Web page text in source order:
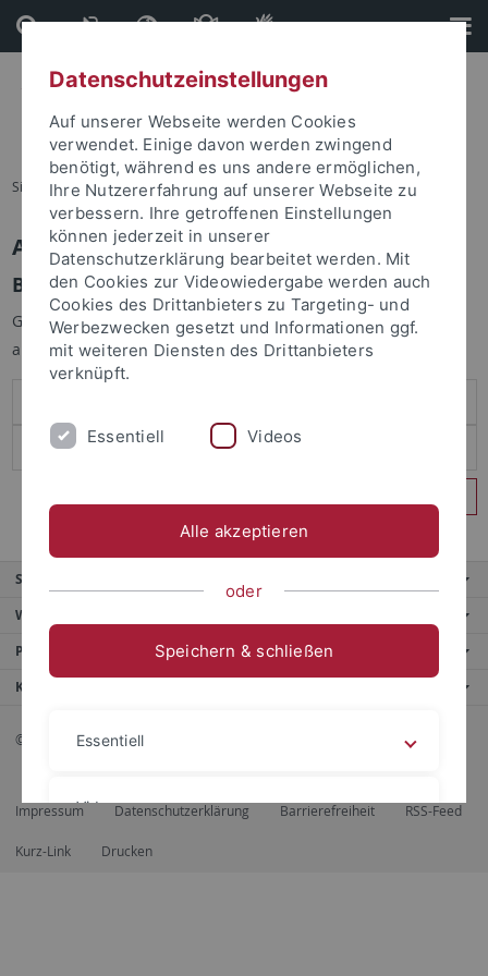
Direkt
zum
Inhalt
Direkt
zur
Fußleiste
Sie sind hier: Startseite
Anmelden
Benutzeranmeldung
Geben Sie Ihren Benutzernamen und Ihr Passwort an um sich
anzumelden:
Service
Weitere Angebote
Portale
Kontaktinfo
© 2026 Eberhard Karls Universität Tübingen, Tübingen
Impressum Datenschutzerklärung Barrierefreiheit RSS-Feed
Kurz-Link Drucken
Datenschutzeinstellungen
Auf unserer Webseite werden Cookies
verwendet. Einige davon werden zwingend
benötigt, während es uns andere ermöglichen,
Ihre Nutzererfahrung auf unserer Webseite zu
verbessern. Ihre getroffenen Einstellungen
können jederzeit in unserer
Datenschutzerklärung bearbeitet werden. Mit
den Cookies zur Videowiedergabe werden auch
Cookies des Drittanbieters zu Targeting- und
Werbezwecken gesetzt und Informationen ggf.
mit weiteren Diensten des Drittanbieters
verknüpft.
Essentiell Videos
Alle akzeptieren
oder
Speichern & schließen
Essentiell
Videos